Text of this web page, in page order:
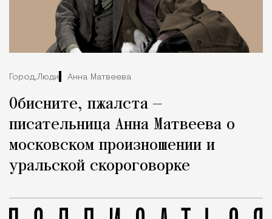
Город,Люди Анна Матвеева
Обисните, пжалста —
писательница Анна Матвеева о
московском произношении и
уральской скороговорке